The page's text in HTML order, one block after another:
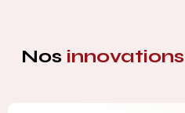
Nos innovations